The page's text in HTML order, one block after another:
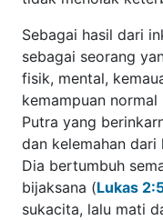
kemuliaan demi
(Yohanes 11:33, 35;
8. Namun, Sang Putra
Nya saja karena Dia
natur ilahi-Nya.